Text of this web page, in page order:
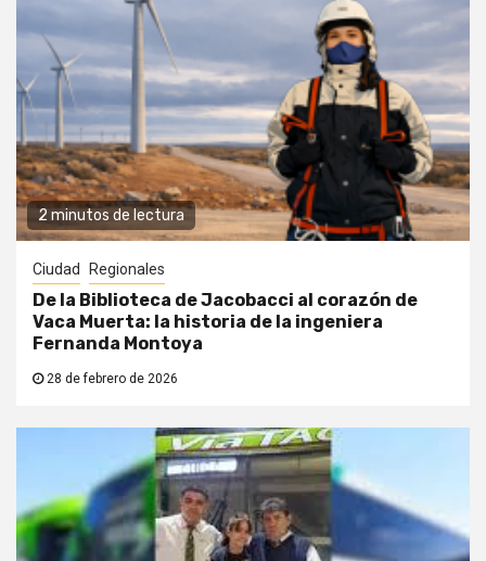
2 minutos de lectura
Ciudad Regionales
De la Biblioteca de Jacobacci al corazón de
Vaca Muerta: la historia de la ingeniera
Fernanda Montoya
28 de febrero de 2026